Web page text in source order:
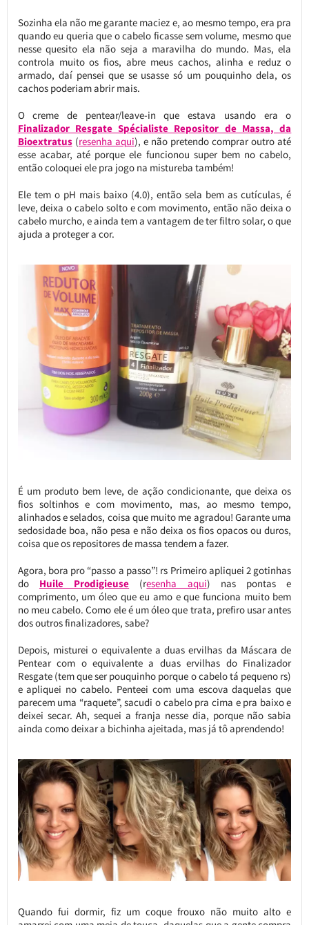
Sozinha ela não me garante maciez e, ao mesmo tempo, era pra
quando eu queria que o cabelo ficasse sem volume, mesmo que
nesse quesito ela não seja a maravilha do mundo. Mas, ela
controla muito os fios, abre meus cachos, alinha e reduz o
armado, daí pensei que se usasse só um pouquinho dela, os
cachos poderiam abrir mais.
O creme de pentear/leave-in que estava usando era o
Finalizador Resgate Spécialiste Repositor de Massa, da
Bioextratus(resenha aqui), e não pretendo comprar outro até
esse acabar, até porque ele funcionou super bem no cabelo,
então coloquei ele pra jogo na mistureba também!
Ele tem o pH mais baixo (4.0), então sela bem as cutículas, é
leve, deixa o cabelo solto e com movimento, então não deixa o
cabelo murcho, e ainda tem a vantagem de ter filtro solar, o que
ajuda a proteger a cor.
É um produto bem leve, de ação condicionante, que deixa os
fios soltinhos e com movimento, mas, ao mesmo tempo,
alinhados e selados, coisa que muito me agradou! Garante uma
sedosidade boa, não pesa e não deixa os fios opacos ou duros,
coisa que os repositores de massa tendem a fazer.
Agora, bora pro “passo a passo”! rs Primeiro apliquei 2 gotinhas
do Huile Prodigieuse (resenha aqui) nas pontas e
comprimento, um óleo que eu amo e que funciona muito bem
no meu cabelo. Como ele é um óleo que trata, prefiro usar antes
dos outros finalizadores, sabe?
Depois, misturei o equivalente a duas ervilhas da Máscara de
Pentear com o equivalente a duas ervilhas do Finalizador
Resgate (tem que ser pouquinho porque o cabelo tá pequeno rs)
e apliquei no cabelo. Penteei com uma escova daquelas que
parecem uma “raquete”, sacudi o cabelo pra cima e pra baixo e
deixei secar. Ah, sequei a franja nesse dia, porque não sabia
ainda como deixar a bichinha ajeitada, mas já tô aprendendo!
Quando fui dormir, fiz um coque frouxo não muito alto e